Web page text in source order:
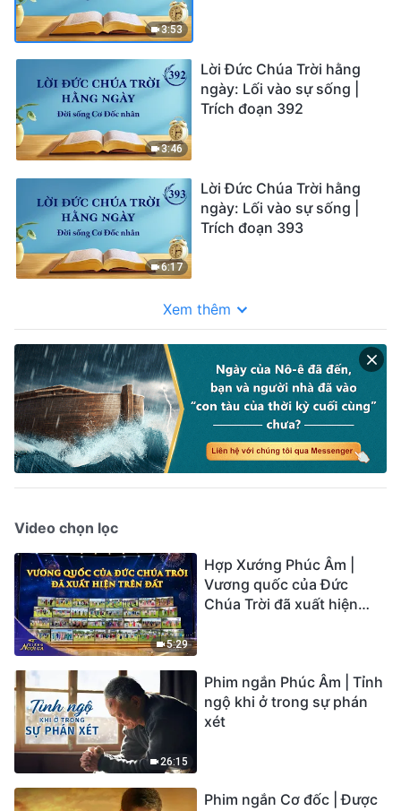
3:53
3:46
Lời Đức Chúa Trời hằng
ngày: Lối vào sự sống |
Trích đoạn 392
6:17
Lời Đức Chúa Trời hằng
ngày: Lối vào sự sống |
Trích đoạn 393
Xem thêm
Video chọn lọc
5:29
Hợp Xướng Phúc Âm |
Vương quốc của Đức
Chúa Trời đã xuất hiện
26:15
Phim ngắn Phúc Âm | Tỉnh
ngộ khi ở trong sự phán
xét
Phim ngắn Cơ đốc | Được